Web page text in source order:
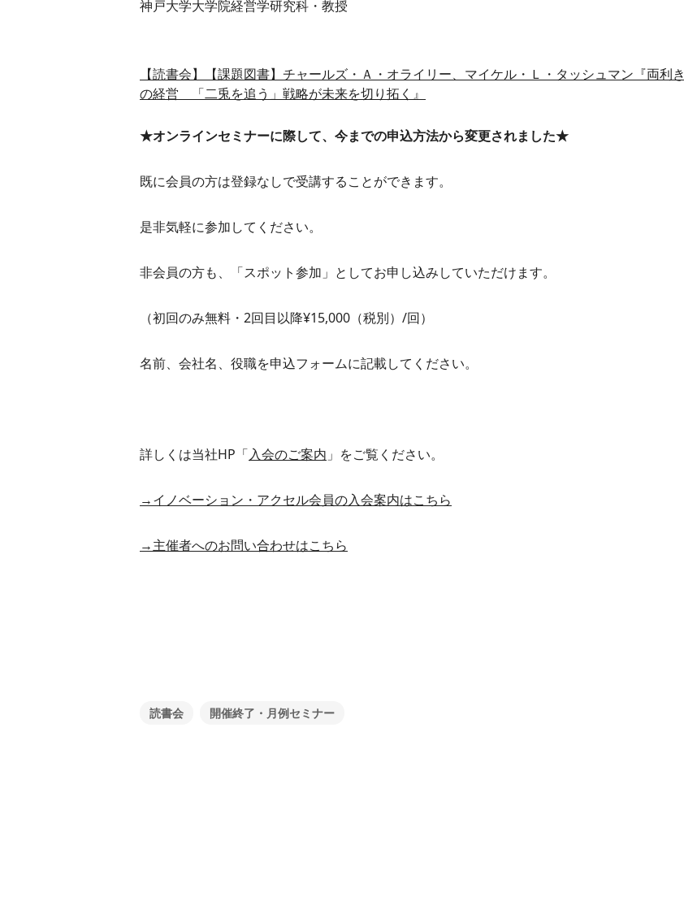
神戸大学大学院経営学研究科・教授
【読書会】【課題図書】チャールズ・Ａ・オライリー、マイケル・Ｌ・タッシュマン『両利き
の経営 「二兎を追う」戦略が未来を切り拓く』
★オンラインセミナーに際して、今までの申込方法から変更されました★
既に会員の方は登録なしで受講することができます。
是非気軽に参加してください。
非会員の方も、「スポット参加」としてお申し込みしていただけます。
（初回のみ無料・2回目以降¥15,000（税別）/回）
名前、会社名、役職を申込フォームに記載してください。
詳しくは当社HP「入会のご案内 」をご覧ください。
→イノベーション・アクセル会員の入会案内はこちら
→主催者へのお問い合わせはこちら
読書会 開催終了・月例セミナー